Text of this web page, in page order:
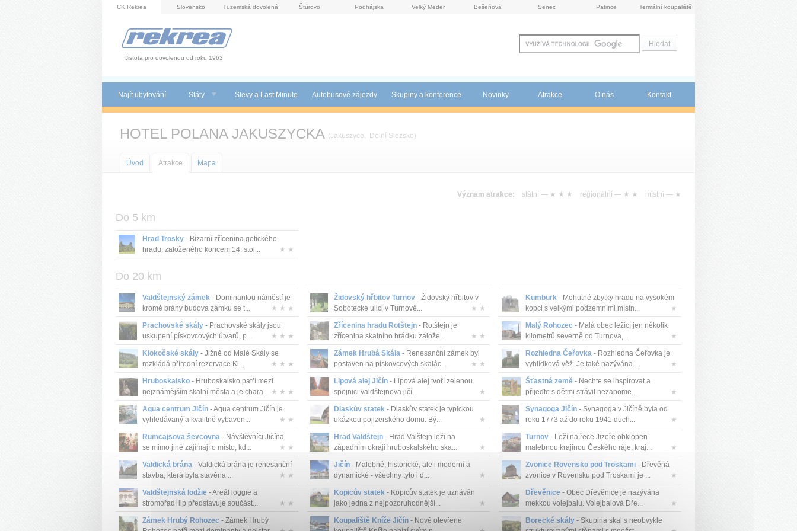
CK Rekrea Slovensko Tuzemská dovolená Štúrovo Podhájska Velký Meder Bešeňová Senec Patince Termální koupaliště
Jistota pro dovolenou od roku 1963
Najít ubytování Státy Slevy a Last Minute Autobusové zájezdy Skupiny a konference Novinky Atrakce O nás Kontakt
HOTEL POLANA JAKUSZYCKA (Jakuszyce, Dolní Slezsko)
Úvod Atrakce Mapa
Význam atrakce: státní — ★ ★ ★ regionální — ★ ★ místní — ★
Do 5 km
Hrad Trosky - Bizarní zřícenina gotického
hradu, založeného koncem 14. stol...
★ ★
Do 20 km
Valdštejnský zámek - Dominantou náměstí je
kromě brány budova zámku se t...
★ ★ ★
Prachovské skály - Prachovské skály jsou
uskupení pískovcových útvarů, p...
★ ★ ★
Klokočské skály - Jižně od Malé Skály se
rozkládá přírodní rezervace Kl...
★ ★ ★
Hruboskalsko - Hruboskalsko patří mezi
nejznámějším skalní města a je chara... ★ ★ ★
Aqua centrum Jičín - Aqua centrum Jičín je
vyhledávaný a kvalitně vybaven...
★ ★
Rumcajsova ševcovna - Návštěvníci Jičína
se mimo jiné zajímají o místo, kd...
★ ★
Valdická brána - Valdická brána je renesanční
stavba, která byla stavěna ...
★ ★
Valdštejnská lodžie - Areál loggie a
stromořadí lip představuje součást...
★ ★
Zámek Hrubý Rohozec - Zámek Hrubý
Židovský hřbitov Turnov- Židovský hřbitov v
Sobotecké ulici v Turnově...
★ ★
Zřícenina hradu Rotštejn- Rotštejn je
zřícenina skalního hrádku založe...
★ ★
Zámek Hrubá Skála- Renesanční zámek byl
postaven na pískovcových skalác...
★ ★
Lipová alej Jičín- Lipová alej tvoří zelenou
spojnici valdštejnova jičí...
★
Dlaskův statek- Dlaskův statek je typickou
ukázkou pojizerského domu. Bý...
★
Hrad Valdštejn- Hrad Valštejn leží na
západním okraji hruboskalského ska...
★
Jičín- Malebné, historické, ale i moderní a
dynamické - všechny tyto i d...
★
Kopicův statek- Kopicův statek je uznáván
jako jedna z nejpozoruhodnější...
★
Koupaliště Kníže Jičín- Nově otevřené
Kumburk- Mohutné zbytky hradu na vysokém
kopci s velkými podzemními místn...
★
Malý Rohozec - Malá obec ležící jen několik
kilometrů severně od Turnova,...
★
Rozhledna Čeřovka- Rozhledna Čeřovka je
vyhlídková věž. Je také nazývána...
★
Šťastná země- Nechte se inspirovat a
přijeďte s dětmi strávit nezapome...
★
Synagoga Jičín- Synagoga v Jičíně byla od
roku 1773 až do roku 1941 duch...
★
Turnov- Leží na řece Jizeře obklopen
malebnou krajinou Českého ráje, kraj...
★
Zvonice Rovensko pod Troskami- Dřevěná
zvonice v Rovensku pod Troskami je ...
★
Dřevěnice- Obec Dřevěnice je nazývána
mekkou volejbalu. Volejbalová Dře...
★
Borecké skály- Skupina skal s neobvykle